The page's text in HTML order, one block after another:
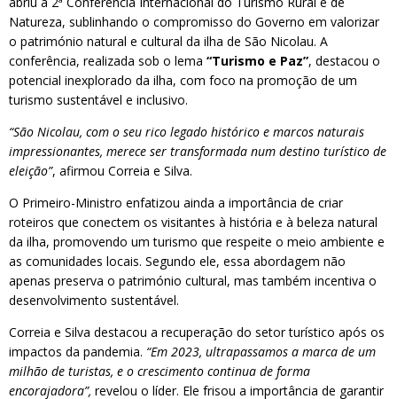
Natureza, sublinhando o compromisso do Governo em valorizar
o património natural e cultural da ilha de São Nicolau. A
conferência, realizada sob o lema “Turismo e Paz”, destacou o
potencial inexplorado da ilha, com foco na promoção de um
turismo sustentável e inclusivo.
“São Nicolau, com o seu rico legado histórico e marcos naturais
impressionantes, merece ser transformada num destino turístico de
eleição”, afirmou Correia e Silva.
O Primeiro-Ministro enfatizou ainda a importância de criar
roteiros que conectem os visitantes à história e à beleza natural
da ilha, promovendo um turismo que respeite o meio ambiente e
as comunidades locais. Segundo ele, essa abordagem não
apenas preserva o património cultural, mas também incentiva o
desenvolvimento sustentável.
Correia e Silva destacou a recuperação do setor turístico após os
impactos da pandemia. “Em 2023, ultrapassamos a marca de um
milhão de turistas, e o crescimento continua de forma
encorajadora”, revelou o líder. Ele frisou a importância de garantir